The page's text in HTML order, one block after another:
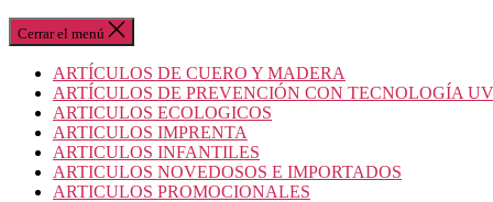
Cerrar el menú
ARTÍCULOS DE CUERO Y MADERA
ARTÍCULOS DE PREVENCIÓN CON TECNOLOGÍA UV
ARTICULOS ECOLOGICOS
ARTICULOS IMPRENTA
ARTICULOS INFANTILES
ARTICULOS NOVEDOSOS E IMPORTADOS
ARTICULOS PROMOCIONALES